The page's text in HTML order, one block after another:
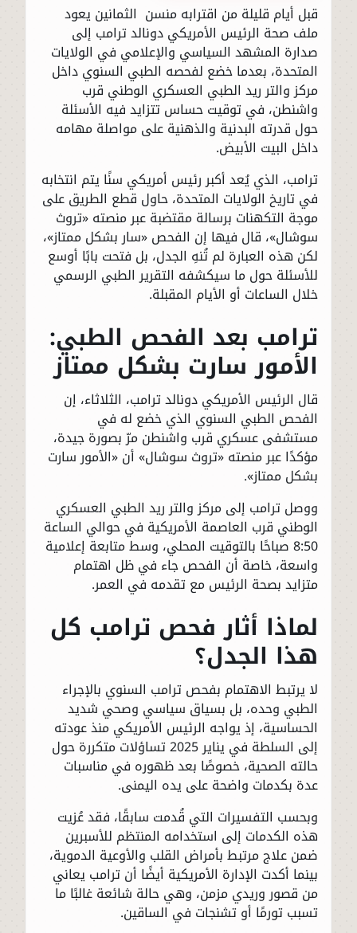
قبل أيام قليلة من اقترابه منسن الثمانين يعود
ملف صحة الرئيس الأمريكي دونالد ترامب إلى
صدارة المشهد السياسي والإعلامي في الولايات
المتحدة، بعدما خضع لفحصه الطبي السنوي داخل
مركز والتر ريد الطبي العسكري الوطني قرب
واشنطن، في توقيت حساس تتزايد فيه الأسئلة
حول قدرته البدنية والذهنية على مواصلة مهامه
داخل البيت الأبيض.
ترامب، الذي يُعد أكبر رئيس أمريكي سنًا يتم انتخابه
في تاريخ الولايات المتحدة، حاول قطع الطريق على
موجة التكهنات برسالة مقتضبة عبر منصته «تروث
سوشال»، قال فيها إن الفحص «سار بشكل ممتاز»،
لكن هذه العبارة لم تُنهِ الجدل، بل فتحت بابًا أوسع
للأسئلة حول ما سيكشفه التقرير الطبي الرسمي
خلال الساعات أو الأيام المقبلة.
ترامب بعد الفحص الطبي:
الأمور سارت بشكل ممتاز
قال الرئيس الأمريكي دونالد ترامب، الثلاثاء، إن
الفحص الطبي السنوي الذي خضع له في
مستشفى عسكري قرب واشنطن مرّ بصورة جيدة،
مؤكدًا عبر منصته «تروث سوشال» أن «الأمور سارت
بشكل ممتاز».
ووصل ترامب إلى مركز والتر ريد الطبي العسكري
الوطني قرب العاصمة الأمريكية في حوالي الساعة
8:50 صباحًا بالتوقيت المحلي، وسط متابعة إعلامية
واسعة، خاصة أن الفحص جاء في ظل اهتمام
متزايد بصحة الرئيس مع تقدمه في العمر.
لماذا أثار فحص ترامب كل
هذا الجدل؟
لا يرتبط الاهتمام بفحص ترامب السنوي بالإجراء
الطبي وحده، بل بسياق سياسي وصحي شديد
الحساسية، إذ يواجه الرئيس الأمريكي منذ عودته
إلى السلطة في يناير 2025 تساؤلات متكررة حول
حالته الصحية، خصوصًا بعد ظهوره في مناسبات
عدة بكدمات واضحة على يده اليمنى.
وبحسب التفسيرات التي قُدمت سابقًا، فقد عُزيت
هذه الكدمات إلى استخدامه المنتظم للأسبرين
ضمن علاج مرتبط بأمراض القلب والأوعية الدموية،
بينما أكدت الإدارة الأمريكية أيضًا أن ترامب يعاني
من قصور وريدي مزمن، وهي حالة شائعة غالبًا ما
تسبب تورمًا أو تشنجات في الساقين.